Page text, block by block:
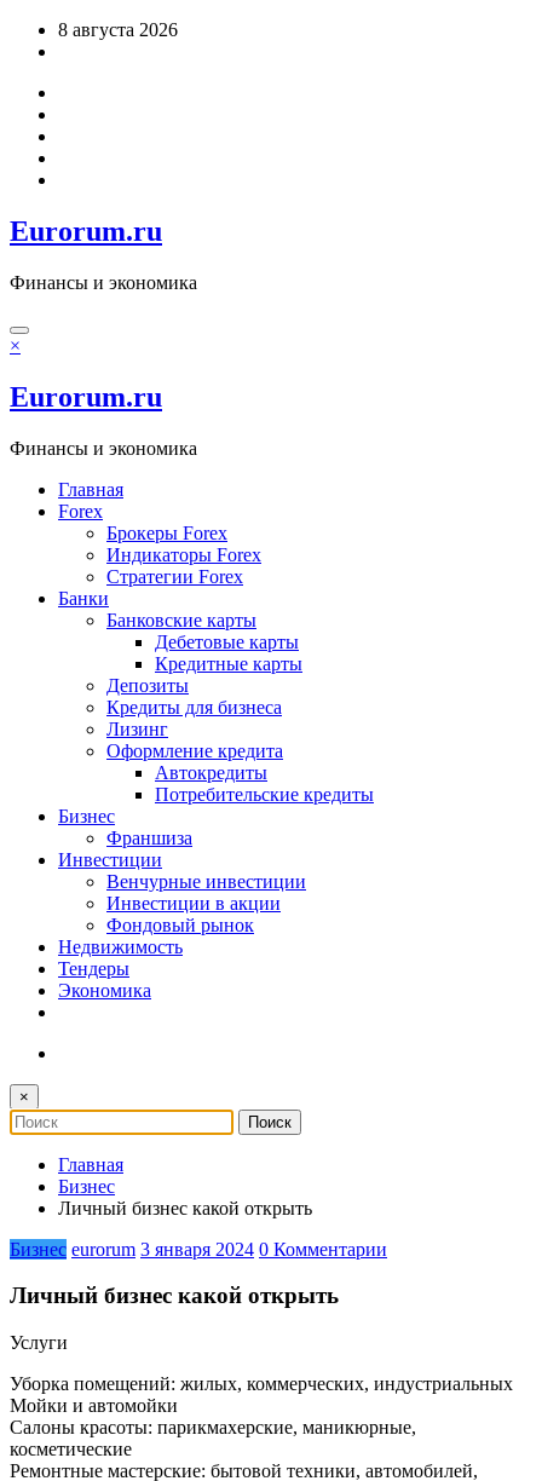
Перейти8 августа 2026
Eurorum.ru
Финансы и экономика
×
Eurorum.ru
Финансы и экономика
Главная
Forex
Брокеры Forex
Индикаторы Forex
Стратегии Forex
Банки
Банковские карты
Дебетовые карты
Кредитные карты
Депозиты
Кредиты для бизнеса
Лизинг
Оформление кредита
Автокредиты
Потребительские кредиты
Бизнес
Франшиза
Инвестиции
Венчурные инвестиции
Инвестиции в акции
Фондовый рынок
Недвижимость
Тендеры
Экономика
×
Главная
Бизнес
Личный бизнес какой открыть
Бизнес eurorum 3 января 2024 0 Комментарии
Личный бизнес какой открыть
Услуги
Уборка помещений: жилых, коммерческих, индустриальных
Мойки и автомойки
Салоны красоты: парикмахерские, маникюрные,
косметические
Ремонтные мастерские: бытовой техники, автомобилей,